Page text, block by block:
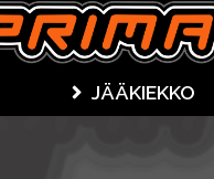
JÄÄKIEKKO